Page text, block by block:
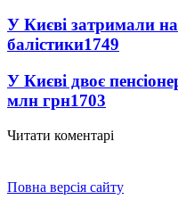
У Києві затримали
балістики1749
У Києві двоє
млн грн1703
Читати коментарі
Повна версія сайту